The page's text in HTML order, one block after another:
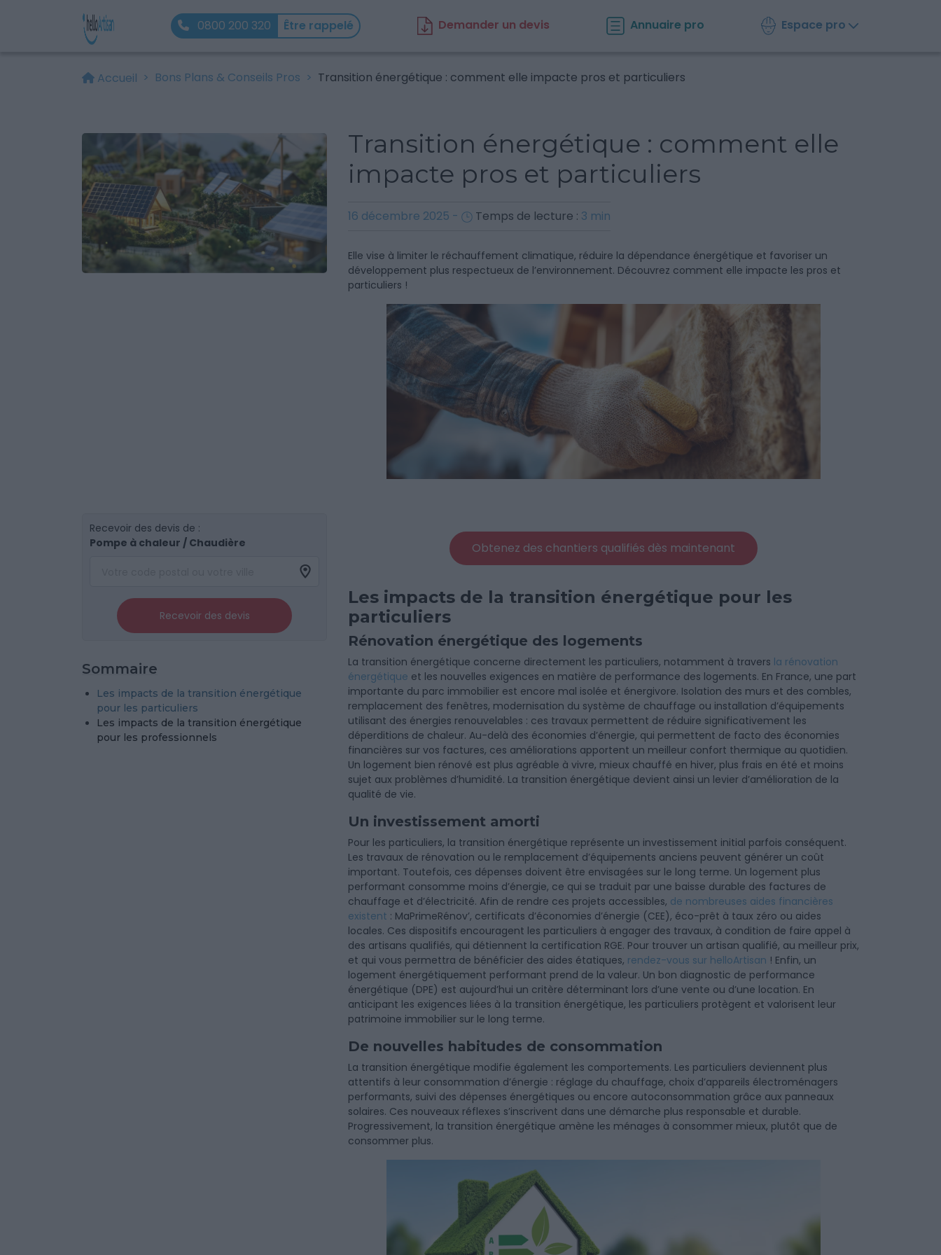
0800 200 320 Être rappelé Demander un devis Annuaire pro Espace pro
Accueil Bons Plans & Conseils Pros Transition énergétique : comment elle impacte pros et particuliers
Recevoir des devis de :
Pompe à chaleur / Chaudière
Recevoir des devis
Sommaire
Les impacts de la transition énergétique
pour les particuliers
Les impacts de la transition énergétique
pour les professionnels
Transition énergétique : comment elle
impacte pros et particuliers
16 décembre 2025 - Temps de lecture : 3 min
Elle vise à limiter le réchauffement climatique, réduire la dépendance énergétique et favoriser un
développement plus respectueux de l’environnement. Découvrez comment elle impacte les pros et
particuliers !
Obtenez des chantiers qualifiés dès maintenant
Les impacts de la transition énergétique pour les
particuliers
Rénovation énergétique des logements
La transition énergétique concerne directement les particuliers, notamment à travers la rénovation
énergétique et les nouvelles exigences en matière de performance des logements. En France, une part
importante du parc immobilier est encore mal isolée et énergivore. Isolation des murs et des combles,
remplacement des fenêtres, modernisation du système de chauffage ou installation d’équipements
utilisant des énergies renouvelables : ces travaux permettent de réduire significativement les
déperditions de chaleur. Au-delà des économies d’énergie, qui permettent de facto des économies
financières sur vos factures, ces améliorations apportent un meilleur confort thermique au quotidien.
Un logement bien rénové est plus agréable à vivre, mieux chauffé en hiver, plus frais en été et moins
sujet aux problèmes d’humidité. La transition énergétique devient ainsi un levier d’amélioration de la
qualité de vie.
Un investissement amorti
Pour les particuliers, la transition énergétique représente un investissement initial parfois conséquent.
Les travaux de rénovation ou le remplacement d’équipements anciens peuvent générer un coût
important. Toutefois, ces dépenses doivent être envisagées sur le long terme. Un logement plus
performant consomme moins d’énergie, ce qui se traduit par une baisse durable des factures de
chauffage et d’électricité. Afin de rendre ces projets accessibles, de nombreuses aides financières
existent : MaPrimeRénov’, certificats d’économies d’énergie (CEE), éco-prêt à taux zéro ou aides
locales. Ces dispositifs encouragent les particuliers à engager des travaux, à condition de faire appel à
des artisans qualifiés, qui détiennent la certification RGE. Pour trouver un artisan qualifié, au meilleur prix,
et qui vous permettra de bénéficier des aides étatiques, rendez-vous sur helloArtisan ! Enfin, un
logement énergétiquement performant prend de la valeur. Un bon diagnostic de performance
énergétique (DPE) est aujourd’hui un critère déterminant lors d’une vente ou d’une location. En
anticipant les exigences liées à la transition énergétique, les particuliers protègent et valorisent leur
patrimoine immobilier sur le long terme.
De nouvelles habitudes de consommation
La transition énergétique modifie également les comportements. Les particuliers deviennent plus
attentifs à leur consommation d’énergie : réglage du chauffage, choix d’appareils électroménagers
performants, suivi des dépenses énergétiques ou encore autoconsommation grâce aux panneaux
solaires. Ces nouveaux réflexes s’inscrivent dans une démarche plus responsable et durable.
Progressivement, la transition énergétique amène les ménages à consommer mieux, plutôt que de
consommer plus.